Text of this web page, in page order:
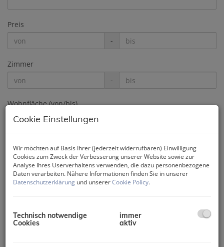
Preis
-
Zimmer
-
Wohnfläche (von/bis)
Weitere Suchoptionen
Filter zurücksetzen
Suchen
Cookie Einstellungen
Wir möchten auf Basis Ihrer (jederzeit widerrufbaren) Einwilligung
Cookies zum Zweck der Verbesserung unserer Website sowie zur
Analyse Ihres Userverhaltens verwenden, die dazu personenbezogene
Daten verarbeiten. Nähere Informationen finden Sie in unserer
Datenschutzerklärung und unsererCookie Policy.
Technisch notwendige
Cookies
immer
aktiv